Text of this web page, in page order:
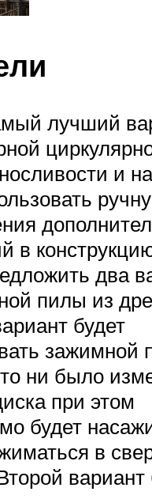
лучший
и
в
два
пилы из
будет
зажимной
ни было
при этом
будет
в
вариант